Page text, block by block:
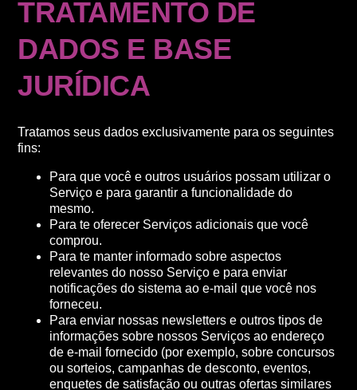
TRATAMENTO DE
DADOS E BASE
JURÍDICA
Tratamos seus dados exclusivamente para os seguintes
fins:
Para que você e outros usuários possam utilizar o
Serviço e para garantir a funcionalidade do
mesmo.
Para te oferecer Serviços adicionais que você
comprou.
Para te manter informado sobre aspectos
relevantes do nosso Serviço e para enviar
notificações do sistema ao e-mail que você nos
forneceu.
Para enviar nossas newsletters e outros tipos de
informações sobre nossos Serviços ao endereço
de e-mail fornecido (por exemplo, sobre concursos
ou sorteios, campanhas de desconto, eventos,
enquetes de satisfação ou outras ofertas similares